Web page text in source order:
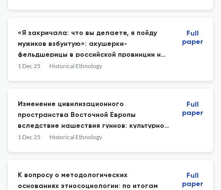
«Я закричала: что вы делаете, я пойду
мужиков взбунтую»: акушерки-
фельдшерицы в российской провинции на
рубеже XIX–XX вв.
1 Dec 25 Historical Ethnology
Full
paper
Изменение цивилизационного
пространства Восточной Европы
вследствие нашествия гуннов: культурно-
геополитические предпосылки
1 Dec 25 Historical Ethnology
Full
paper
К вопросу о методологических
основаниях этносоциологии: по итогам
Full
paper